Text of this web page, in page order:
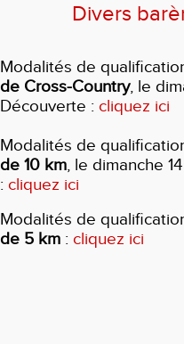
Divers
Modalités de
de Cross-Country, le
Découverte : cliquez ici
Modalités de
de 10 km, le dimanche
: cliquez ici
Modalités de
de 5 km : cliquez ici